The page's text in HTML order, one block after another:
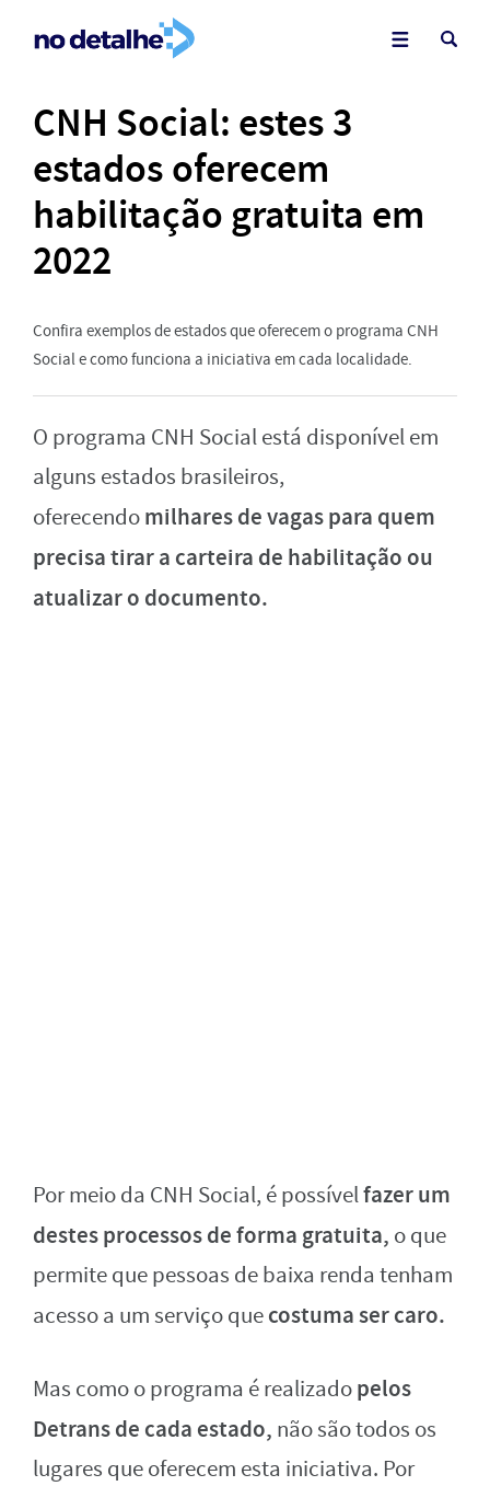
CNH Social: estes 3
estados oferecem
habilitação gratuita em
2022
Confira exemplos de estados que oferecem o programa CNH
Social e como funciona a iniciativa em cada localidade.
O programa CNH Social está disponível em
alguns estados brasileiros,
oferecendomilhares de vagas para quem
precisa tirar a carteira de habilitação ou
atualizar o documento.
Por meio da CNH Social, é possívelfazer um
destes processos de forma gratuita, o que
permite que pessoas de baixa renda tenham
acesso a um serviço quecostuma ser caro.
Mas como o programa é realizadopelos
Detrans de cada estado, não são todos os
lugares que oferecem esta iniciativa. Por